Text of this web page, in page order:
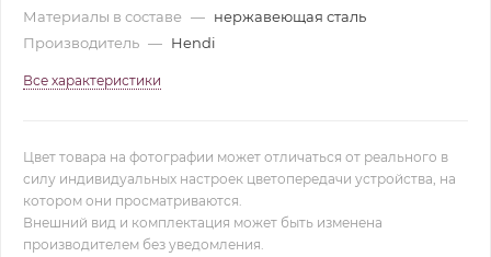
Материалы в составе — нержавеющая сталь
Производитель — Hendi
Все характеристики
Цвет товара на фотографии может отличаться от реального в
силу индивидуальных настроек цветопередачи устройства, на
котором они просматриваются.
Внешний вид и комплектация может быть изменена
производителем без уведомления.